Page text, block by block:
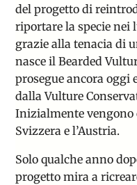
del progetto di
riportare la specie nei
grazie alla tenacia di
nasce ilBearded
prosegue ancora oggi
dallaVulture
Inizialmente vengono
Svizzera e l’Austria.
Solo qualche anno
progetto mira a